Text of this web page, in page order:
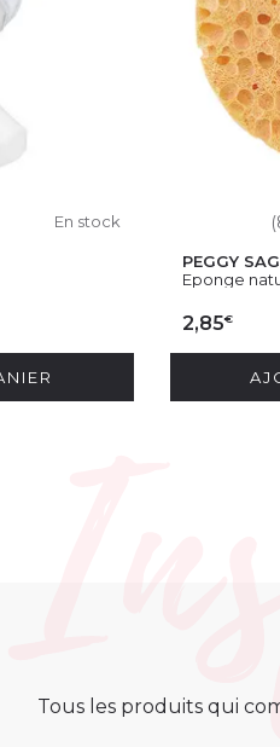
En stock
PEGGY
Eponge
2,85€
Tous les produits qui